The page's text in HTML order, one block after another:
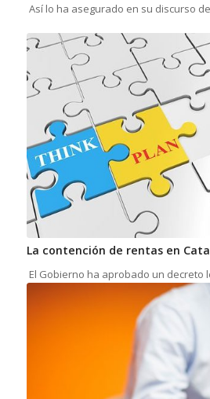
Así lo ha asegurado en su discurso
La contención de rentas en
El Gobierno ha aprobado un